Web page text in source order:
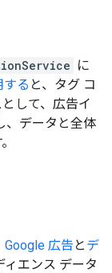
に
る と、タグ コ
して、広告イ
、データと全体
Google 広告 と デ
ィエンス データ